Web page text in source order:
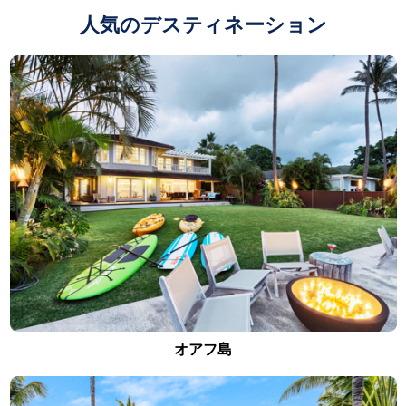
人気のデスティネーション
オアフ島